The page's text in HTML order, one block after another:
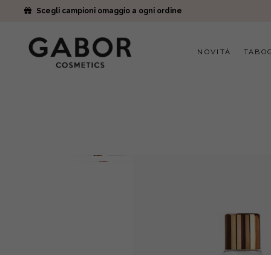
Scegli campioni omaggio a ogni ordine
NOVITÀ